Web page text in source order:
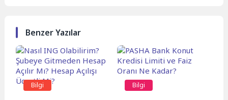
Benzer Yazılar
Bilgi Bilgi